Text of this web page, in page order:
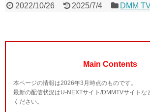
2022/10/26 2025/7/4 DMM
Main Contents
本ページの情報は2026年3月時点のものです。
最新の配信状況はU-NEXTサイト/DMMTVサイトな
ください。